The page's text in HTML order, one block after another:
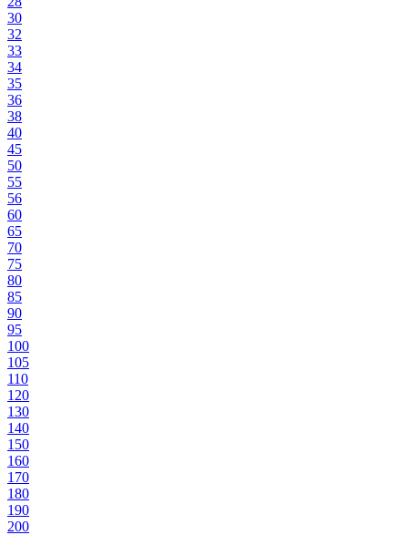
30
32
33
34
35
36
38
40
45
50
55
56
60
65
70
75
80
85
90
95
100
105
110
120
130
140
150
160
170
180
190
200